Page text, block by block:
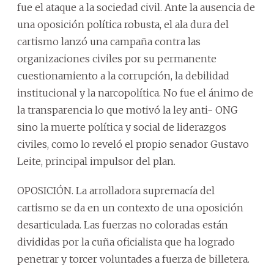
fue el ataque a la sociedad civil. Ante la ausencia de
una oposición política robusta, el ala dura del
cartismo lanzó una campaña contra las
organizaciones civiles por su permanente
cuestionamiento a la corrupción, la debilidad
institucional y la narcopolítica. No fue el ánimo de
la transparencia lo que motivó la ley anti- ONG
sino la muerte política y social de liderazgos
civiles, como lo reveló el propio senador Gustavo
Leite, principal impulsor del plan.
OPOSICIÓN. La arrolladora supremacía del
cartismo se da en un contexto de una oposición
desarticulada. Las fuerzas no coloradas están
divididas por la cuña oficialista que ha logrado
penetrar y torcer voluntades a fuerza de billetera.